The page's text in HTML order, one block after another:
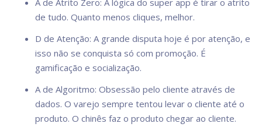
A de Atrito Zero: A lógica do super app é tirar o atrito
de tudo. Quanto menos cliques, melhor.
D de Atenção: A grande disputa hoje é por atenção, e
isso não se conquista só com promoção. É
gamificação e socialização.
A de Algoritmo: Obsessão pelo cliente através de
dados. O varejo sempre tentou levar o cliente até o
produto. O chinês faz o produto chegar ao cliente.